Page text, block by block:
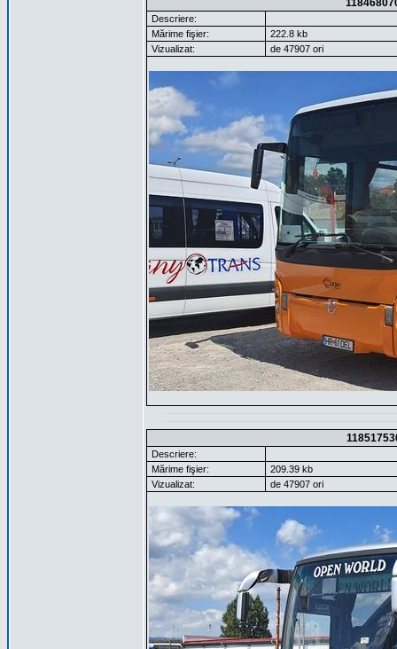
Descriere:
Mărime fişier:
222.8 kb
Vizualizat:
de 47907 ori
Descriere:
Mărime fişier:
209.39 kb
Vizualizat:
de 47907 ori